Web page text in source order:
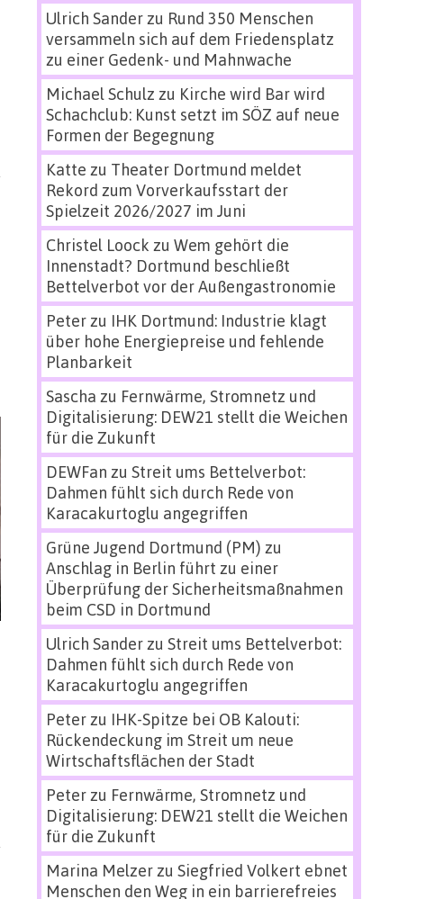
Ulrich Sanderzu Rund 350 Menschen
versammeln sich auf dem Friedensplatz
zu einer Gedenk- und Mahnwache
Michael Schulz zu Kirche wird Bar wird
Schachclub: Kunst setzt im SÖZ auf neue
Formen der Begegnung
Katte zu Theater Dortmund meldet
Rekord zum Vorverkaufsstart der
Spielzeit 2026/2027 im Juni
Christel Loock zu Wem gehört die
Innenstadt? Dortmund beschließt
Bettelverbot vor der Außengastronomie
Peterzu IHK Dortmund: Industrie klagt
über hohe Energiepreise und fehlende
Planbarkeit
Sascha zu Fernwärme, Stromnetz und
Digitalisierung: DEW21 stellt die Weichen
für die Zukunft
DEWFan zu Streit ums Bettelverbot:
Dahmen fühlt sich durch Rede von
Karacakurtoglu angegriffen
Grüne Jugend Dortmund (PM) zu
Anschlag in Berlin führt zu einer
Überprüfung der Sicherheitsmaßnahmen
beim CSD in Dortmund
Ulrich Sanderzu Streit ums Bettelverbot:
Dahmen fühlt sich durch Rede von
Karacakurtoglu angegriffen
Peterzu IHK-Spitze bei OB Kalouti:
Rückendeckung im Streit um neue
Wirtschaftsflächen der Stadt
Peterzu Fernwärme, Stromnetz und
Digitalisierung: DEW21 stellt die Weichen
für die Zukunft
Marina Melzerzu Siegfried Volkert ebnet
Menschen den Weg in ein barrierefreies